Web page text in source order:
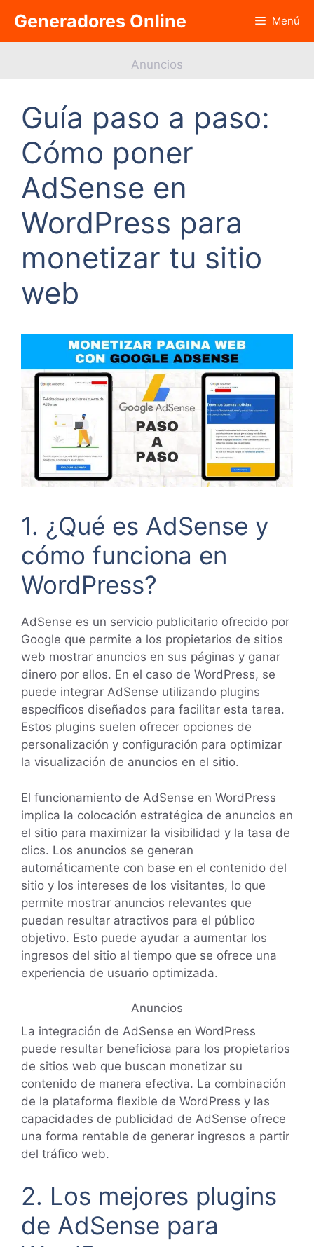
contenido
Generadores Online Menú
Anuncios
Guía paso a paso:
Cómo poner
AdSense en
WordPress para
monetizar tu sitio
web
1. ¿Qué es AdSense y
cómo funciona en
WordPress?
AdSense es un servicio publicitario ofrecido por
Google que permite a los propietarios de sitios
web mostrar anuncios en sus páginas y ganar
dinero por ellos. En el caso de WordPress, se
puede integrar AdSense utilizando plugins
específicos diseñados para facilitar esta tarea.
Estos plugins suelen ofrecer opciones de
personalización y configuración para optimizar
la visualización de anuncios en el sitio.
El funcionamiento de AdSense en WordPress
implica la colocación estratégica de anuncios en
el sitio para maximizar la visibilidad y la tasa de
clics. Los anuncios se generan
automáticamente con base en el contenido del
sitio y los intereses de los visitantes, lo que
permite mostrar anuncios relevantes que
puedan resultar atractivos para el público
objetivo. Esto puede ayudar a aumentar los
ingresos del sitio al tiempo que se ofrece una
experiencia de usuario optimizada.
Anuncios
La integración de AdSense en WordPress
puede resultar beneficiosa para los propietarios
de sitios web que buscan monetizar su
contenido de manera efectiva. La combinación
de la plataforma flexible de WordPress y las
capacidades de publicidad de AdSense ofrece
una forma rentable de generar ingresos a partir
del tráfico web.
2. Los mejores plugins
de AdSense para